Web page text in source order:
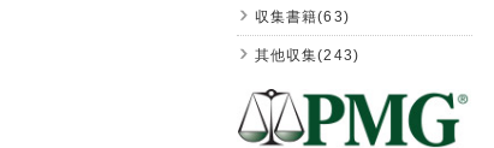
収集書籍(63)
其他収集(243)